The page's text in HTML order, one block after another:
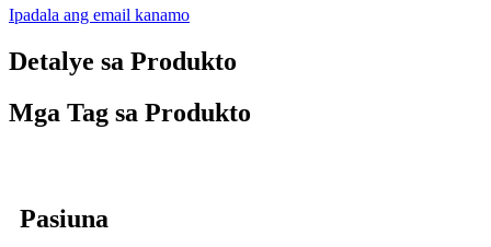
Ipadala ang email kanamo
Detalye sa Produkto
Mga Tag sa Produkto
Pasiuna